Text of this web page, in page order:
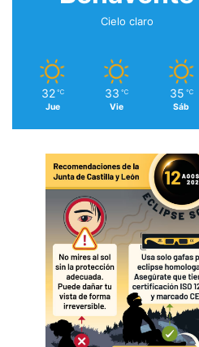
Cielo claro
32 ℃
Jue
33 ℃
Vie
35 ℃
Sáb